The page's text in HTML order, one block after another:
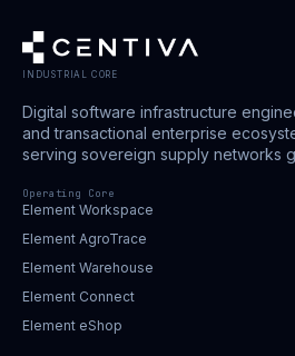
INDUSTRIAL CORE
Digital software infrastructure
and transactional enterprise
serving sovereign supply networks
Operating Core
Element Workspace
Element AgroTrace
Element Warehouse
Element Connect
Element eShop